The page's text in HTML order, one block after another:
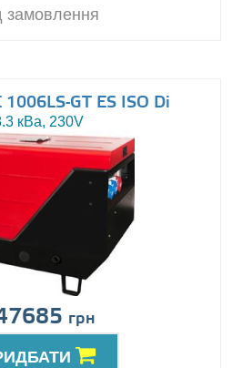
замовлення
1006LS-GT ES ISO Di
кВа, 230V
грн